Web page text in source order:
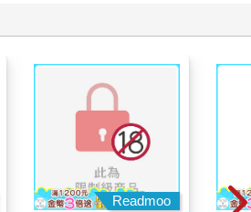
Readmoo